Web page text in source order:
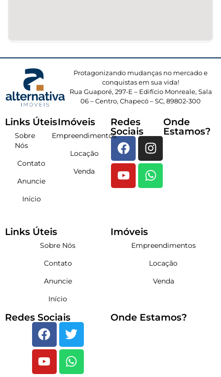
Protagonizando mudanças no mercado e
conquistas em sua vida!
Rua Guaporé, 297-E – Edifício Monreale, Sala
06 – Centro, Chapecó – SC, 89802-300
Links Úteis
Sobre
Nós
Contato
Anuncie
Início
Imóveis
Empreendimentos
Locação
Venda
Redes
Sociais
Onde
Estamos?
Links Úteis
Sobre Nós
Contato
Anuncie
Início
Imóveis
Empreendimentos
Locação
Venda
Redes Sociais Onde Estamos?